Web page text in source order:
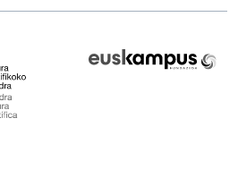
Fundazioa